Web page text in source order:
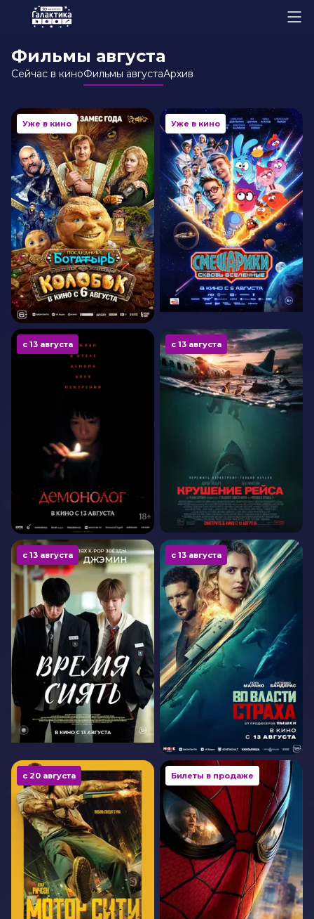
Фильмы августа
Сейчас в киноФильмы августаАрхив
Уже в кино Уже в кино
с 13 августа с 13 августа
с 13 августа с 13 августа
с 20 августа Билеты в продаже